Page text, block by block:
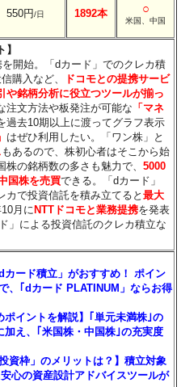
550円/日 1892本 ○
米国、中国
開始。「dカード」でのクレカ積
購入など、
ドコモとの提携サービ
や銘柄分析に役立つツールが揃っ
注文方法や板発注が可能な 「マネ
過去10期以上に渡ってグラフ表示
はぜひ利用したい。「ワン株」と
もあるので、株初心者はそこから始
株の銘柄数の多さも魅力で、5000
国株を売買できる。「dカード」
カで投資信託を積み立てると最大
月に NTTドコモと業務提携を発表
」による投資信託のクレカ積立な
ード積立」がおすすめ！ ポイン
、｢dカード PLATINUM」ならお得
イントを解説】｢単元未満株｣の
え、｢米国株・中国株｣の充実度
資枠」のメリットは？】積立対象
心の資産設計アドバイスツールが